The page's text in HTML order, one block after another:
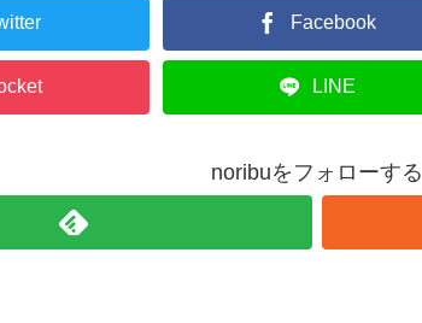
Facebook
LINE
noribuをフォローする